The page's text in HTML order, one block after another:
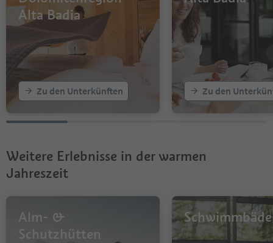
Alta Badia
Zu den Unterkünften Zu den
Weitere Erlebnisse in der warmen
Jahreszeit
Alm- &
Schutzhütten